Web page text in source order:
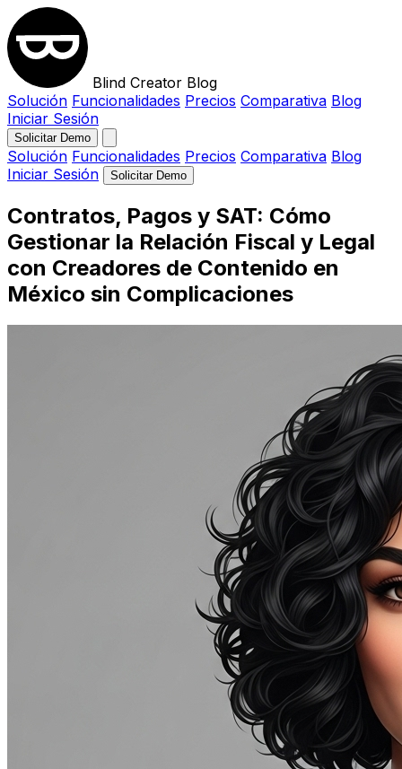
Blind Creator Blog
Solución Funcionalidades Precios Comparativa Blog
Iniciar Sesión
Solicitar Demo
Solución Funcionalidades Precios Comparativa Blog
Iniciar Sesión
Solicitar Demo
Contratos, Pagos y SAT: Cómo
Gestionar la Relación Fiscal y Legal
con Creadores de Contenido en
México sin Complicaciones